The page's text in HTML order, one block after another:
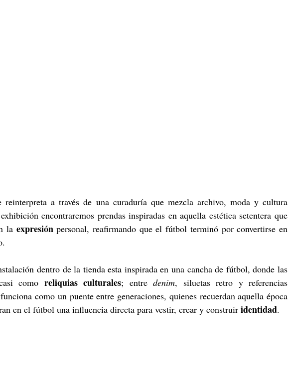
reinterpreta a través de una curaduría que mezcla archivo, moda y cultura
encontraremos prendas inspiradas en aquella estética setentera que
la expresión personal, reafirmando que el fútbol terminó por convertirse en
dentro de la tienda esta inspirada en una cancha de fútbol, donde las
como reliquias culturales; entre denim, siluetas retro y referencias
como un puente entre generaciones, quienes recuerdan aquella época
en el fútbol una influencia directa para vestir, crear y construir identidad.